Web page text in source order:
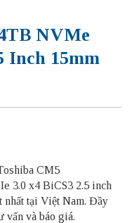
NVMe
Inch 15mm
CM5
3.0 x4 BiCS3 2.5 inch
nhất tại Việt Nam. Đầy
vấn và báo giá.